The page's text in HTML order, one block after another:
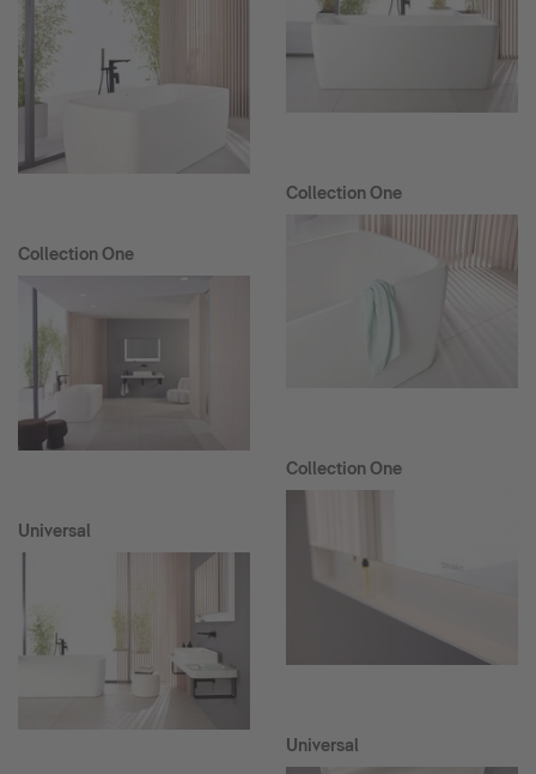
Collection One
Universal
Collection One
Collection One
Universal